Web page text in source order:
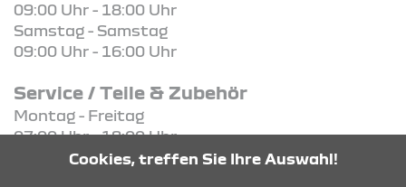
09:00 Uhr - 18:00 Uhr
Samstag - Samstag
09:00 Uhr - 16:00 Uhr
Service / Teile & Zubehör
Montag - Freitag
07:00 Uhr - 18:00 Uhr
Cookies, treffen Sie Ihre Auswahl!